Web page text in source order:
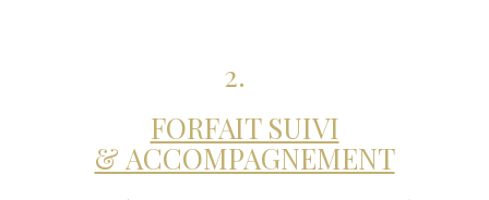
2.
FORFAIT SUIVI
& ACCOMPAGNEMENT